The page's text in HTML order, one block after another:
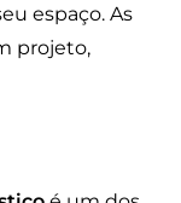
espaço. As
projeto,